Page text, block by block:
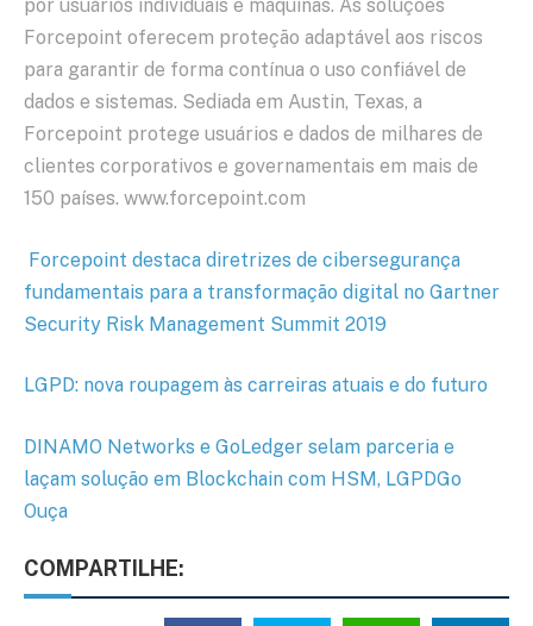
por usuários individuais e máquinas. As soluções
Forcepoint oferecem proteção adaptável aos riscos
para garantir de forma contínua o uso confiável de
dados e sistemas. Sediada em Austin, Texas, a
Forcepoint protege usuários e dados de milhares de
clientes corporativos e governamentais em mais de
150 países. www.forcepoint.com
Forcepoint destaca diretrizes de cibersegurança
fundamentais para a transformação digital no Gartner
Security Risk Management Summit 2019
LGPD: nova roupagem às carreiras atuais e do futuro
DINAMO Networks e GoLedger selam parceria e
laçam solução em Blockchain com HSM, LGPDGo
Ouça
COMPARTILHE: